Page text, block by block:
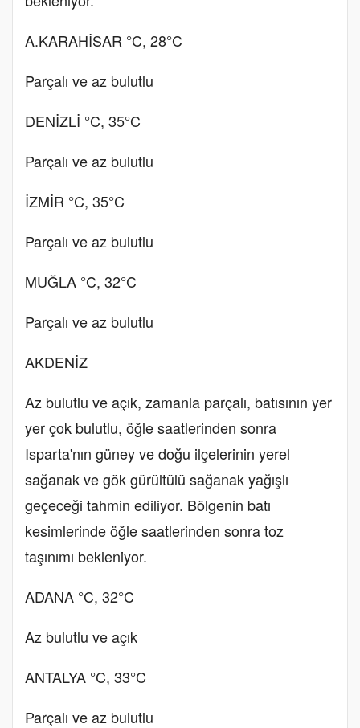
A.KARAHİSAR °C, 28°C
Parçalı ve az bulutlu
DENİZLİ °C, 35°C
Parçalı ve az bulutlu
İZMİR °C, 35°C
Parçalı ve az bulutlu
MUĞLA °C, 32°C
Parçalı ve az bulutlu
AKDENİZ
Az bulutlu ve açık, zamanla parçalı, batısının yer
yer çok bulutlu, öğle saatlerinden sonra
Isparta'nın güney ve doğu ilçelerinin yerel
sağanak ve gök gürültülü sağanak yağışlı
geçeceği tahmin ediliyor. Bölgenin batı
kesimlerinde öğle saatlerinden sonra toz
taşınımı bekleniyor.
ADANA °C, 32°C
Az bulutlu ve açık
ANTALYA °C, 33°C
Parçalı ve az bulutlu